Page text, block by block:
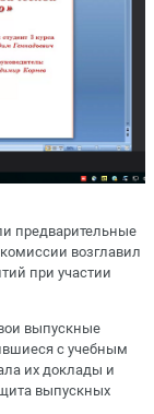
предварительные
возглавил
при участии
выпускные
с учебным
их доклады и
выпускных